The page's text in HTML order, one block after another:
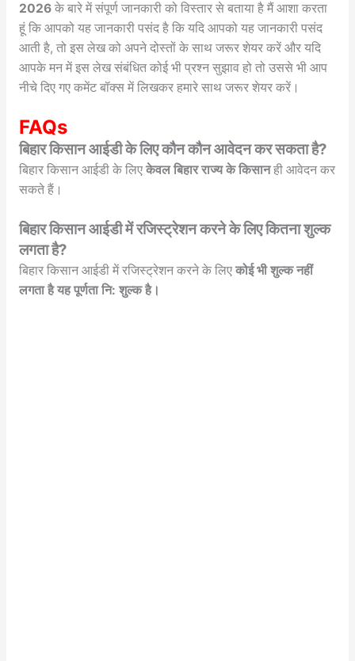
2026के बारे में संपूर्ण जानकारी को विस्तार से बताया है मैं आशा करता
हूं कि आपको यह जानकारी पसंद है कि यदि आपको यह जानकारी पसंद
आती है, तो इस लेख को अपने दोस्तों के साथ जरूर शेयर करें और यदि
आपके मन में इस लेख संबंधित कोई भी प्रश्न सुझाव हो तो उससे भी आप
नीचे दिए गए कमेंट बॉक्स में लिखकर हमारे साथ जरूर शेयर करें।
FAQs
बिहार किसान आईडी के लिए कौन कौन आवेदन कर सकता है?
बिहार किसान आईडी के लिए केवल बिहार राज्य के किसानही आवेदन कर
सकते हैं।
बिहार किसान आईडी में रजिस्ट्रेशन करने के लिए कितना शुल्क
लगता है?
बिहार किसान आईडी में रजिस्ट्रेशन करने के लिए कोई भी शुल्क नहीं
लगता है यह पूर्णता नि: शुल्क है।